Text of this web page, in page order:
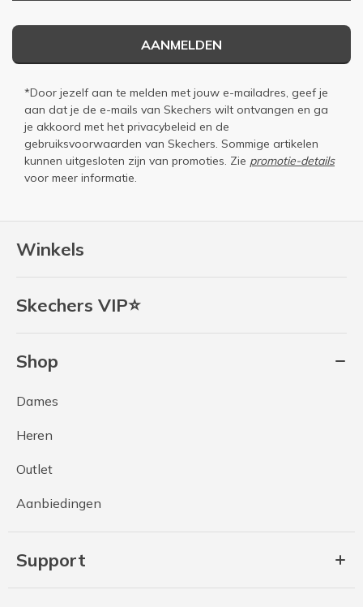
Winkels
Skechers VIP⭐
Shop
Dames
Heren
Outlet
Aanbiedingen
Support
AANMELDEN
*Door jezelf aan te melden met jouw e-mailadres, geef je
aan dat je de e-mails van Skechers wilt ontvangen en ga
je akkoord met het privacybeleid en de
gebruiksvoorwaarden van Skechers. Sommige artikelen
kunnen uitgesloten zijn van promoties. Zie promotie-details
voor meer informatie.